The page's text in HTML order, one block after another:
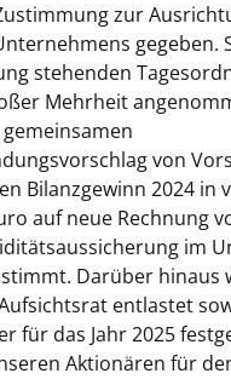
zur
gegeben.
stehenden
Mehrheit
von
Bilanzgewinn 2024 in
auf neue Rechnung
im
Darüber hinaus
entlastet
für das Jahr 2025
Aktionären für